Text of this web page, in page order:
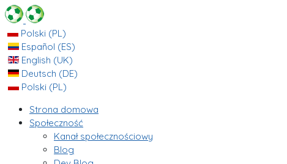
Polski (PL)
Español (ES)
English (UK)
Deutsch (DE)
Polski (PL)
Strona domowa
Społeczność
Kanał społecznościowy
Blog